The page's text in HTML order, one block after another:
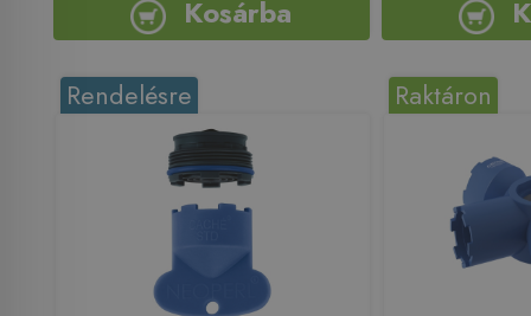
Kosárba
Rendelésre Raktáron